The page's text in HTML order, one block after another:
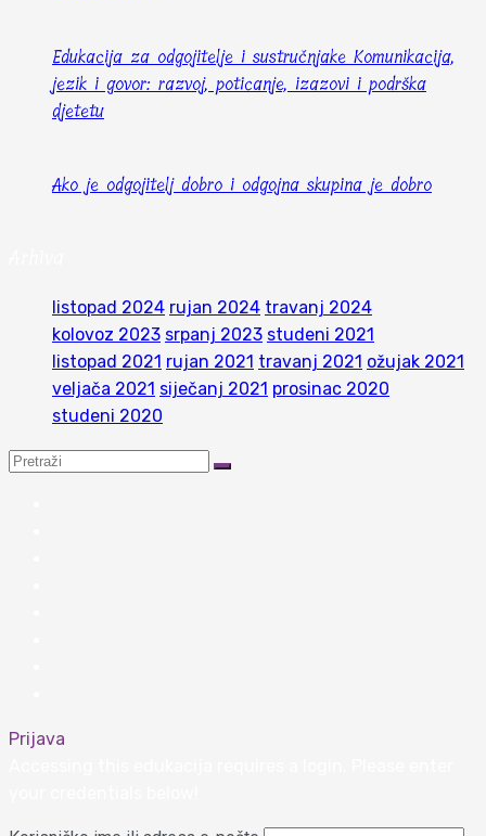
Edukacija za odgojitelje i sustručnjake Komunikacija,
jezik i govor: razvoj, poticanje, izazovi i podrška
djetetu
Ako je odgojitelj dobro i odgojna skupina je dobro
listopad 2024 rujan 2024 travanj 2024
kolovoz 2023 srpanj 2023 studeni 2021
listopad 2021 rujan 2021 travanj 2021 ožujak 2021
veljača 2021 siječanj 2021 prosinac 2020
studeni 2020
Prijava